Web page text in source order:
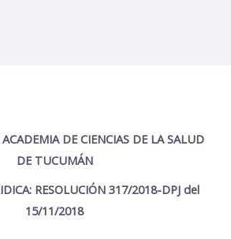
DE CIENCIAS DE LA SALUD
DE TUCUMÁN
RESOLUCIÓN 317/2018-DPJ del
15/11/2018